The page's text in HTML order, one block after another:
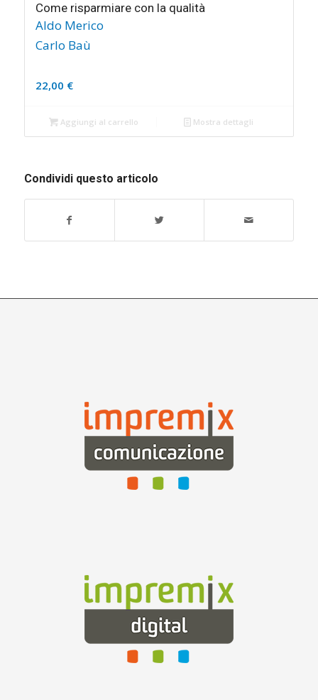
Come risparmiare con la qualità
Aldo Merico
Carlo Baù
22,00 €
Aggiungi al carrello Mostra dettagli
Condividi questo articolo